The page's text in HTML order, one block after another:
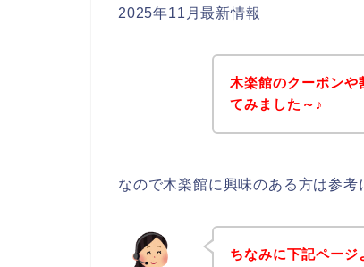
2025年11月最新情報
木楽館のクーポンや
てみました～♪
なので木楽館に興味のある方は参考
ちなみに下記ページ